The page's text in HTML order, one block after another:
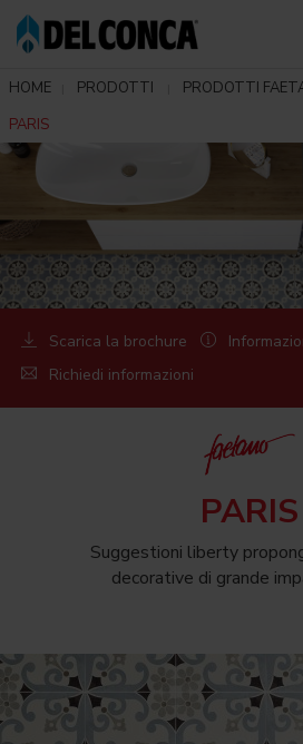
HOME PRODOTTI PRODOTTI
PARIS
Scarica la brochure
Richiedi informazioni
PARIS
Suggestioni liberty
decorative di grande